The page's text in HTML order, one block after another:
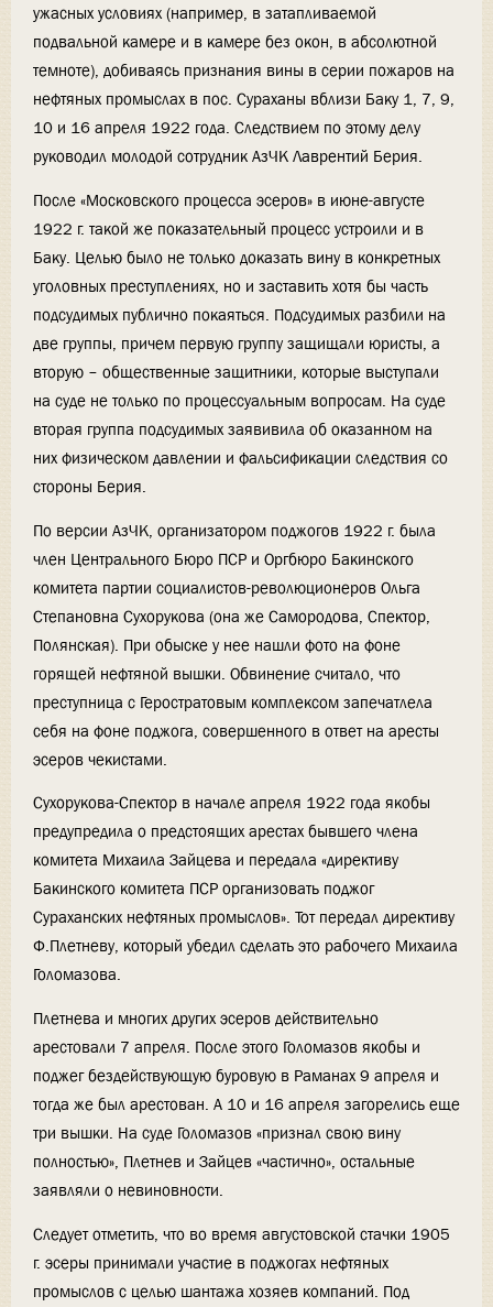
ужасных условиях (например, в затапливаемой
подвальной камере и в камере без окон, в абсолютной
темноте), добиваясь признания вины в серии пожаров на
нефтяных промыслах в пос. Сураханы вблизи Баку 1, 7, 9,
10 и 16 апреля 1922 года. Следствием по этому делу
руководил молодой сотрудник АзЧК Лаврентий Берия.
После «Московского процесса эсеров» в июне-августе
1922 г. такой же показательный процесс устроили и в
Баку. Целью было не только доказать вину в конкретных
уголовных преступлениях, но и заставить хотя бы часть
подсудимых публично покаяться. Подсудимых разбили на
две группы, причем первую группу защищали юристы, а
вторую – общественные защитники, которые выступали
на суде не только по процессуальным вопросам. На суде
вторая группа подсудимых заявивила об оказанном на
них физическом давлении и фальсификации следствия со
стороны Берия.
По версии АзЧК, организатором поджогов 1922 г. была
член Центрального Бюро ПСР и Оргбюро Бакинского
комитета партии социалистов-революционеров Ольга
Степановна Сухорукова (она же Самородова, Спектор,
Полянская). При обыске у нее нашли фото на фоне
горящей нефтяной вышки. Обвинение считало, что
преступница с Геростратовым комплексом запечатлела
себя на фоне поджога, совершенного в ответ на аресты
эсеров чекистами.
Сухорукова-Спектор в начале апреля 1922 года якобы
предупредила о предстоящих арестах бывшего члена
комитета Михаила Зайцева и передала «директиву
Бакинского комитета ПСР организовать поджог
Сураханских нефтяных промыслов». Тот передал директиву
Ф.Плетневу, который убедил сделать это рабочего Михаила
Голомазова.
Плетнева и многих других эсеров действительно
арестовали 7 апреля. После этого Голомазов якобы и
поджег бездействующую буровую в Раманах 9 апреля и
тогда же был арестован. А 10 и 16 апреля загорелись еще
три вышки. На суде Голомазов «признал свою вину
полностью», Плетнев и Зайцев «частично», остальные
заявляли о невиновности.
Следует отметить, что во время августовской стачки 1905
г. эсеры принимали участие в поджогах нефтяных
промыслов с целью шантажа хозяев компаний. Под